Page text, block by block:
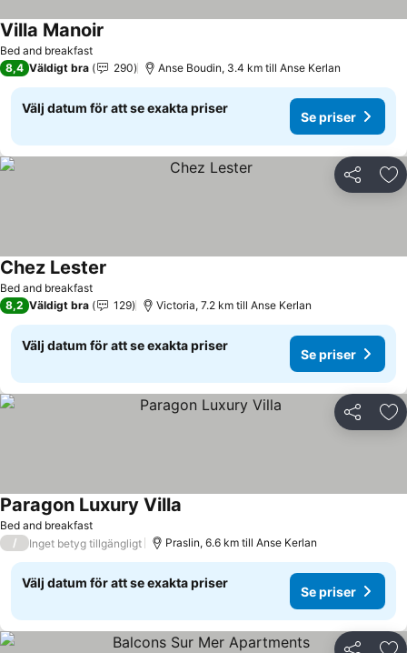
Bed and breakfast
Villa Manoir
8,4 Väldigt bra 290 Anse Boudin, 3.4 km till Anse Kerlan
Välj datum för att se exakta priser
Se priser
Dela
Bed and breakfast
Chez Lester
8,2 Väldigt bra 129 Victoria, 7.2 km till Anse Kerlan
Välj datum för att se exakta priser
Se priser
Dela
Bed and breakfast
Paragon Luxury Villa
/ Inget betyg tillgängligt Praslin, 6.6 km till Anse Kerlan
Välj datum för att se exakta priser
Se priser